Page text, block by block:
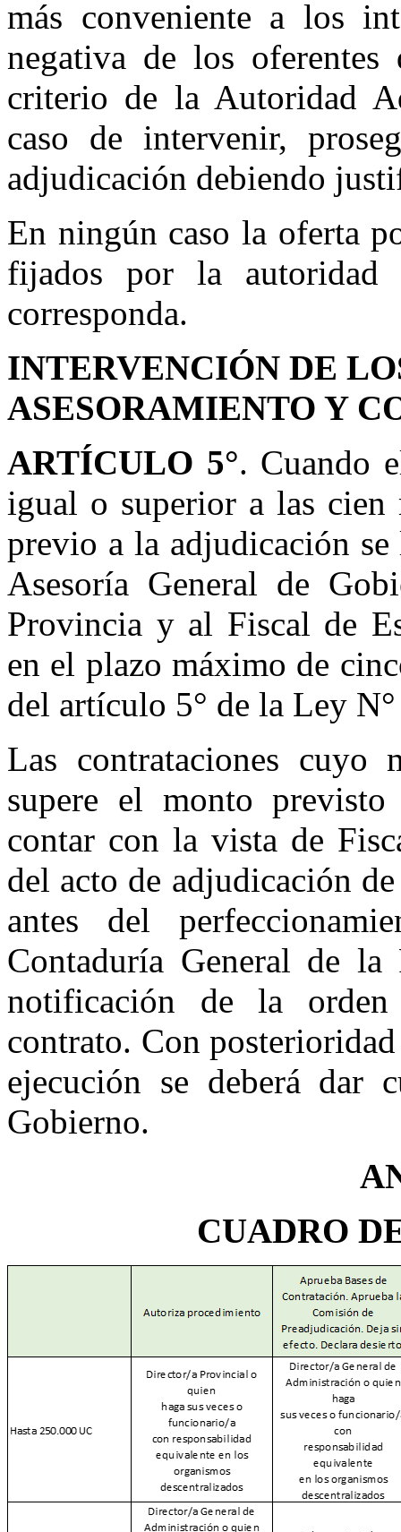
más conveniente a los
negativa de los
criterio de la Autoridad
caso de intervenir,
adjudicación debiendo
En ningún caso la oferta
fijados por la autoridad
corresponda.
INTERVENCIÓN DE
ASESORAMIENTO Y
ARTÍCULO 5°. Cuando
igual o superior a las
previo a la adjudicación
Asesoría General de
Provincia y al Fiscal de
en el plazo máximo de
del artículo 5° de la Ley
Las contrataciones
supere el monto
contar con la vista de
del acto de adjudicación
antes del
Contaduría General de
notificación de la
contrato. Con
ejecución se deberá dar
Gobierno.
CUADRO